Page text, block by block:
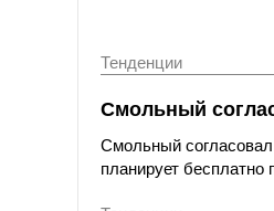
Тенденции
Смольный
Смольный согласовал
планирует